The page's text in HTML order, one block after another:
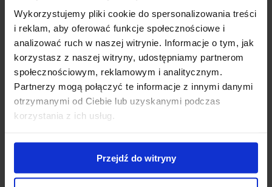
Wykorzystujemy pliki cookie do spersonalizowania treści
i reklam, aby oferować funkcje społecznościowe i
analizować ruch w naszej witrynie. Informacje o tym, jak
korzystasz z naszej witryny, udostępniamy partnerom
społecznościowym, reklamowym i analitycznym.
Partnerzy mogą połączyć te informacje z innymi danymi
otrzymanymi od Ciebie lub uzyskanymi podczas
korzystania z ich usług.
Przejdź do witryny
Cebule